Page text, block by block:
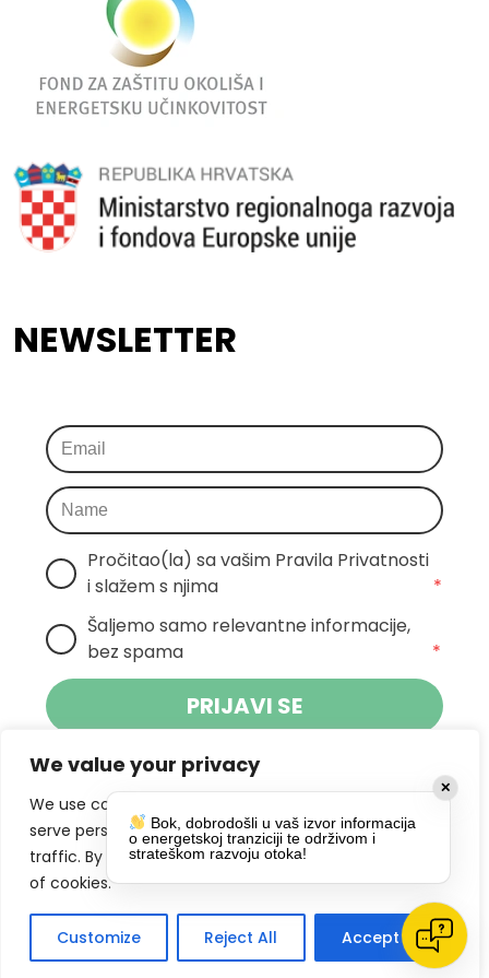
We value your privacy
We use cookies to enhance your browsing experience,
serve personalized ads or content, and analyze our
traffic. By clicking "Accept All", you consent to our use
of cookies.
Customize Reject All Accept All
NEWSLETTER
Pročitao(la) sa vašim Pravila Privatnosti
i slažem s njima
*
Šaljemo samo relevantne informacije,
bez spama
*
PRIJAVI SE
Klikom na gumb dajete suglasnost za
primanje novosti Pokreta Otoka te se
slažete spolitikom privatnosti.
DRUŠTVENE MREŽE
✕
Bok, dobrodošli u vaš izvor informacija
o energetskoj tranziciji te održivom i
strateškom razvoju otoka!